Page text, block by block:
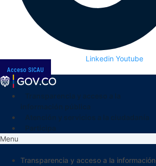
Linkedin Youtube
Acceso SICAU
Menu
Transparencia y acceso a la información